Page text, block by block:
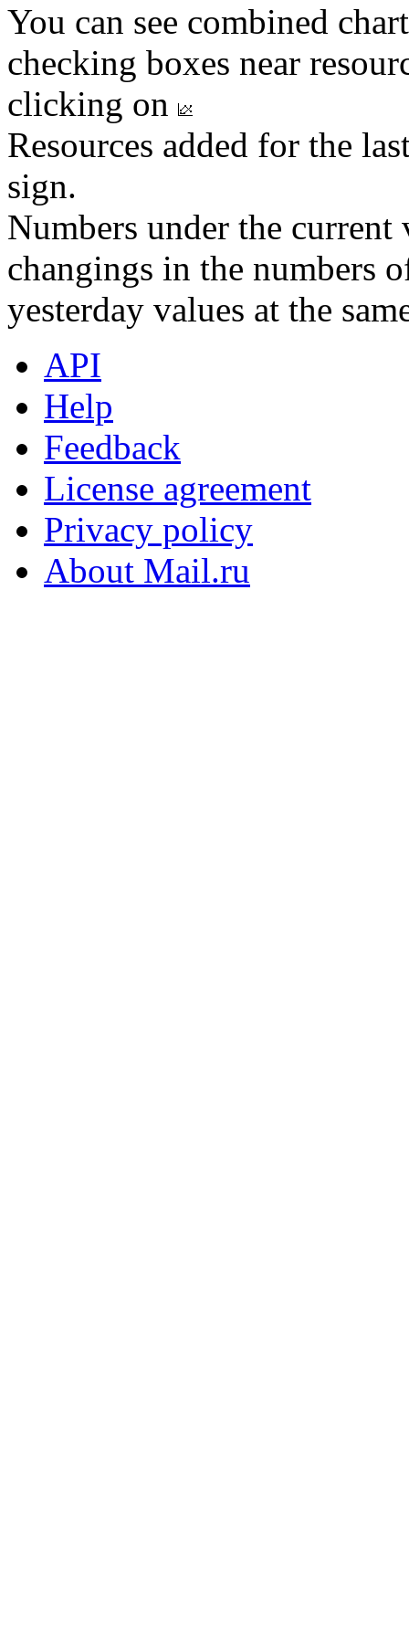
You can see combined
checking boxes near
clicking on
Resources added for the
sign.
Numbers under the
changings in the numbers
yesterday values at the
API
Help
Feedback
License agreement
Privacy policy
About Mail.ru